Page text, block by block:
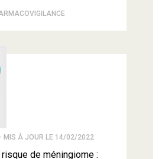
MIS À JOUR LE 14/02/2022
de méningiome :